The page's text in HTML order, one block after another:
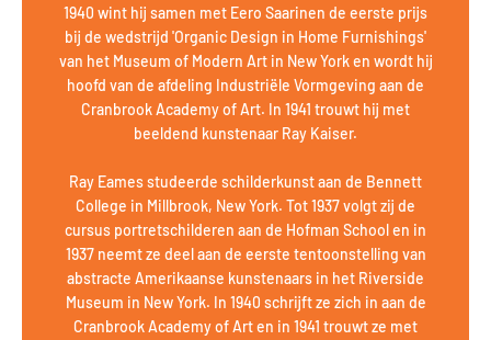
1940 wint hij samen met Eero Saarinen de eerste prijs
bij de wedstrijd 'Organic Design in Home Furnishings'
van het Museum of Modern Art in New York en wordt hij
hoofd van de afdeling Industriële Vormgeving aan de
Cranbrook Academy of Art. In 1941 trouwt hij met
beeldend kunstenaar Ray Kaiser.
Ray Eames studeerde schilderkunst aan de Bennett
College in Millbrook, New York. Tot 1937 volgt zij de
cursus portretschilderen aan de Hofman School en in
1937 neemt ze deel aan de eerste tentoonstelling van
abstracte Amerikaanse kunstenaars in het Riverside
Museum in New York. In 1940 schrijft ze zich in aan de
Cranbrook Academy of Art en in 1941 trouwt ze met